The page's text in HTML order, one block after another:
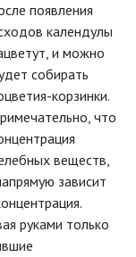
появления
календулы
и можно
собирать
корзинки.
что
веществ,
зависит
руками только